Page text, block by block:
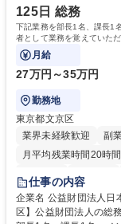
125日 総務
下記業務を部長1名、課長1
者として業務を覚えていた
躍いただくことを期待してい
月給
27万円～35万円
勤務地
東京都文京区
業界未経験歓迎
副
月平均残業時間20時
賞与あり
育休あり
食事補助あり
仕事の内容
企業名 公益財団法人日本アンチ
区】公益財団法人の総務人事業務